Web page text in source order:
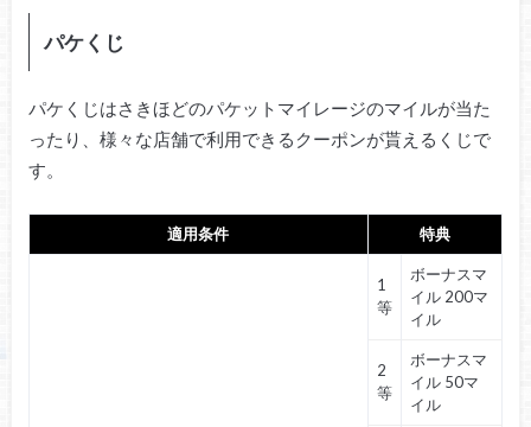
パケくじ
パケくじはさきほどのパケットマイレージのマイルが当た
ったり、様々な店舗で利用できるクーポンが貰えるくじで
す。
適用条件 特典
1
等
ボーナスマ
イル 200マ
イル
2
等
ボーナスマ
イル 50マ
イル